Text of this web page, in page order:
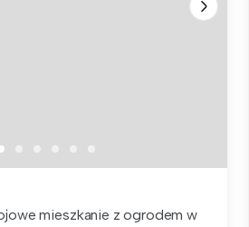
mieszkanie z ogrodem w